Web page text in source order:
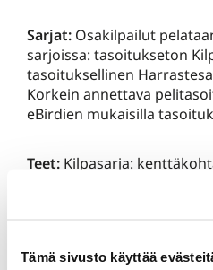
Tämä sivusto käyttää
Sarjat: Osakilpailut
sarjoissa: tasoitukseton
tasoituksellinen
Korkein annettava
eBirdien mukaisilla
Teet: Kilpasarja:
Back Tee, HCP